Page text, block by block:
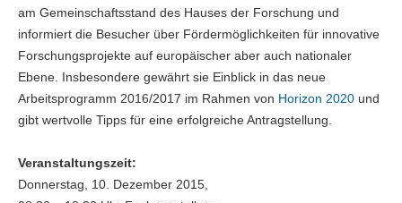
am Gemeinschaftsstand des Hauses der Forschung und
informiert die Besucher über Fördermöglichkeiten für innovative
Forschungsprojekte auf europäischer aber auch nationaler
Ebene. Insbesondere gewährt sie Einblick in das neue
Arbeitsprogramm 2016/2017 im Rahmen von Horizon 2020 und
gibt wertvolle Tipps für eine erfolgreiche Antragstellung.
Veranstaltungszeit:
Donnerstag, 10. Dezember 2015,